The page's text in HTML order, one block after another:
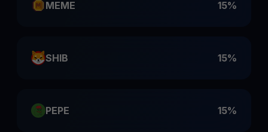
MEME 15%
SHIB 15%
PEPE 15%